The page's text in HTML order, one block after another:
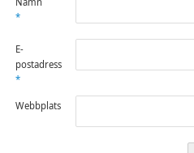
*
E-
postadress
*
Webbplats